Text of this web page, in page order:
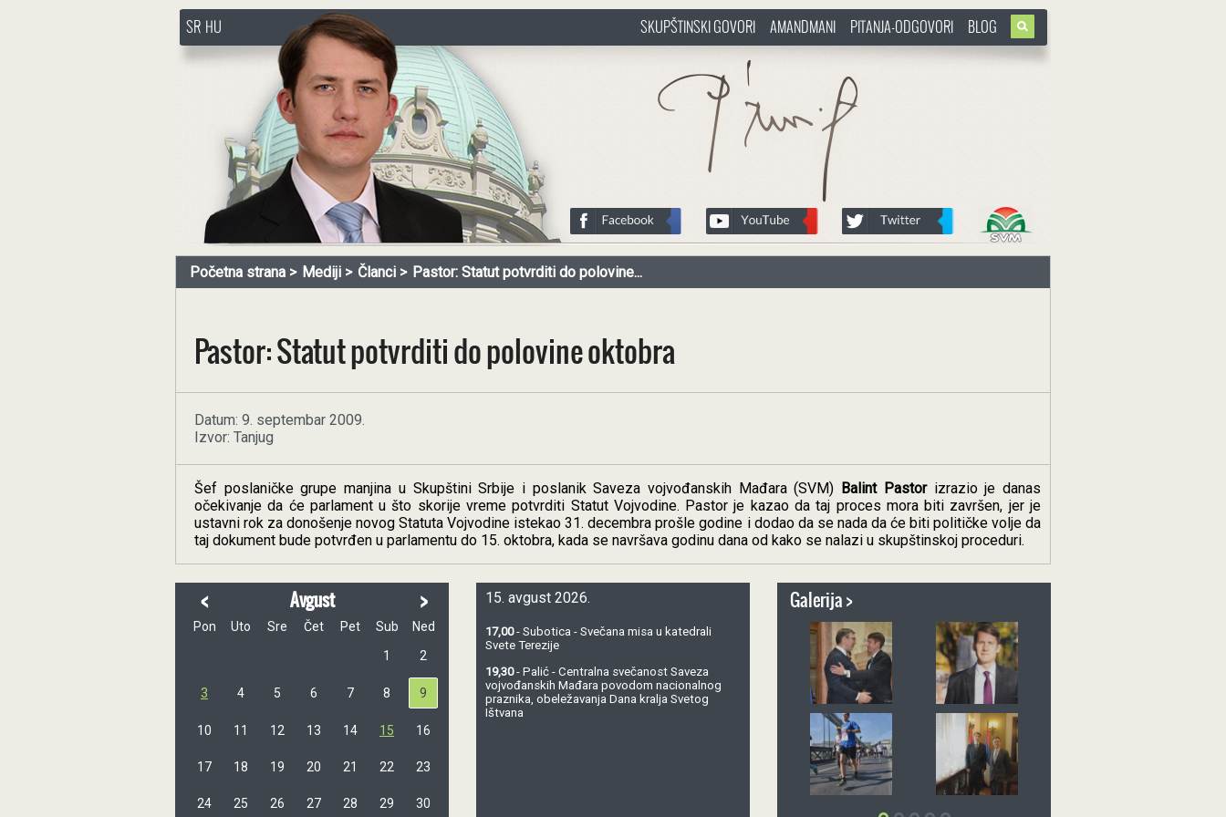
http://www.pasztorbalint.rs/sr
SR HU
http://www.pasztorbalint.rs/sr
SKUPŠTINSKI GOVORI AMANDMANI PITANJA-ODGOVORI BLOG
Početna strana Mediji Članci Pastor: Statut potvrditi do polovine...
Pastor: Statut potvrditi do polovine oktobra
Datum: 9. septembar 2009.
Izvor: Tanjug
Šef poslaničke grupe manjina u Skupštini Srbije i poslanik Saveza vojvođanskih Mađara (SVM) Balint Pastorizrazio je danas
očekivanje da će parlament u što skorije vreme potvrditi Statut Vojvodine. Pastor je kazao da taj proces mora biti završen, jer je
ustavni rok za donošenje novog Statuta Vojvodine istekao 31. decembra prošle godine i dodao da se nada da će biti političke volje da
taj dokument bude potvrđen u parlamentu do 15. oktobra, kada se navršava godinu dana od kako se nalazi u skupštinskoj proceduri.
< Avgust >
Pon Uto Sre Čet Pet Sub
Ned
1
2
3 4 5 6 7 8 9
10 11 12 13 14 15 16
17 18 19 20 21 22 23
24 25 26 27 28 29 30
15. avgust 2026.
17,00- Subotica - Svečana misa u katedrali
Svete Terezije
19,30- Palić - Centralna svečanost Saveza
vojvođanskih Mađara povodom nacionalnog
praznika, obeležavanja Dana kralja Svetog
Ištvana
Galerija >